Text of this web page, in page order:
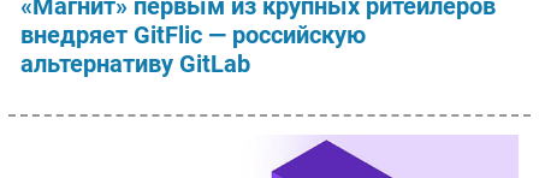
внедряет GitFlic — российскую
альтернативу GitLab